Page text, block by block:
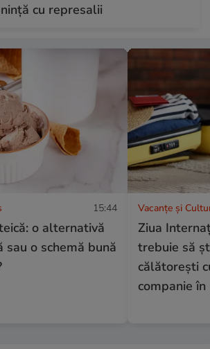
cu represalii
15:44
o alternativă
sau o schemă bună
Vacanțe și
Ziua
trebuie să
călătorești
companie în